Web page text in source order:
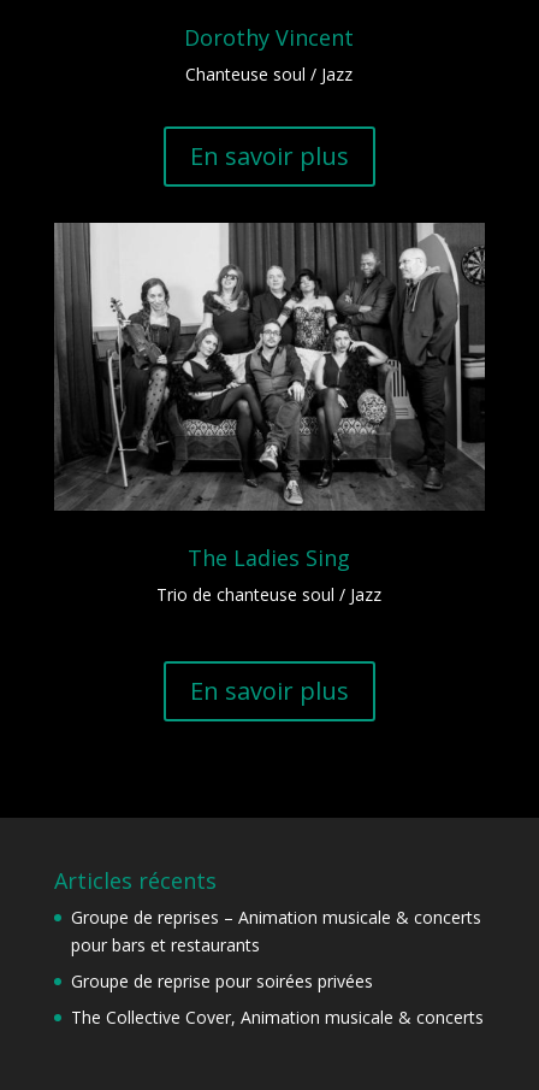
Dorothy Vincent
Chanteuse soul / Jazz
En savoir plus
The Ladies Sing
Trio de chanteuse soul / Jazz
En savoir plus
Articles récents
Groupe de reprises – Animation musicale & concerts
pour bars et restaurants
Groupe de reprise pour soirées privées
The Collective Cover, Animation musicale & concerts